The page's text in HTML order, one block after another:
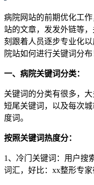
病院网站的前期优化工
站的文章，发发外链等
刻跟着人员逐步专业化
院站如何进行关键词分布
一、病院关键词分类：
关键词的分类有很多，
短尾关键词，以及每次
度词。
按照关键词热度分：
1、冷门关键词：用户搜
词汇，好比：xx整形专家